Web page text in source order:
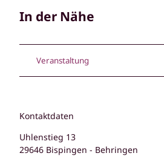
In der Nähe
Veranstaltung
Kontaktdaten
Uhlenstieg 13
29646 Bispingen - Behringen